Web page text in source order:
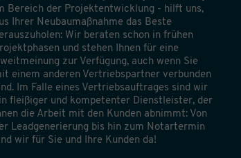
Bereich der Projektentwicklung - hilft uns,
Ihrer Neubaumaßnahme das Beste
Wir beraten schon in frühen
und stehen Ihnen für eine
zur Verfügung, auch wenn Sie
einem anderen Vertriebspartner verbunden
Im Falle eines Vertriebsauftrages sind wir
fleißiger und kompetenter Dienstleister, der
die Arbeit mit den Kunden abnimmt: Von
Leadgenerierung bis hin zum Notartermin
wir für Sie und Ihre Kunden da!